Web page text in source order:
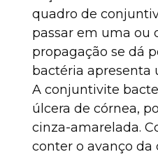
quadro de
passar em uma ou
propagação se dá
bactéria apresenta
A conjuntivite
úlcera de córnea,
cinza-amarelada.
conter o avanço da